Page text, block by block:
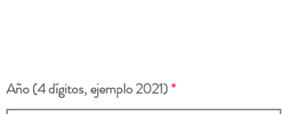
Año (4 dígitos, ejemplo 2021)